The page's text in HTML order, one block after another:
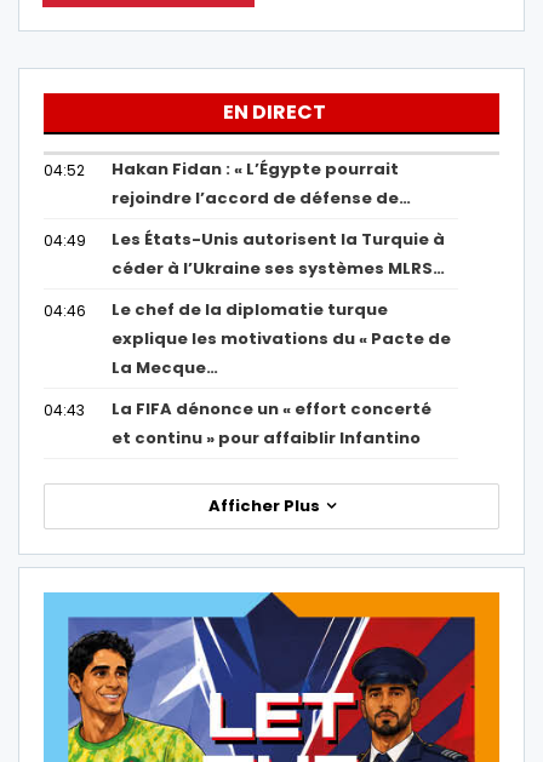
EN DIRECT
04:52
Hakan Fidan : « L’Égypte pourrait
rejoindre l’accord de défense de…
04:49
Les États-Unis autorisent la Turquie à
céder à l’Ukraine ses systèmes MLRS…
04:46
Le chef de la diplomatie turque
explique les motivations du « Pacte de
La Mecque…
04:43
La FIFA dénonce un « effort concerté
et continu » pour affaiblir Infantino
Afficher Plus